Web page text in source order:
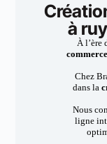
à
À l’ère
Chez
dans la
Nous
ligne